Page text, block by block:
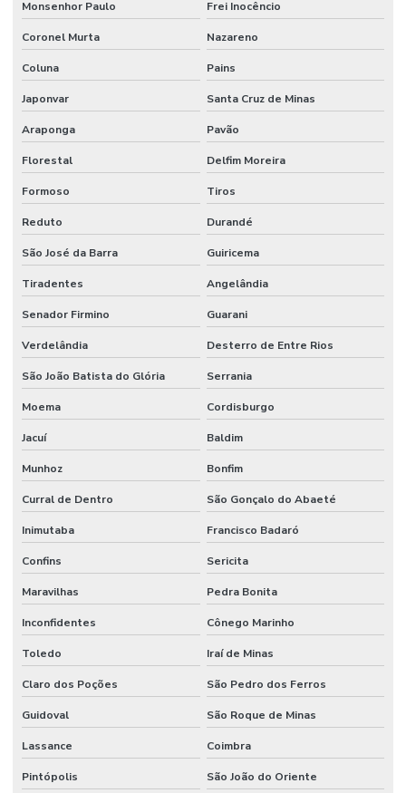
Monsenhor Paulo Frei Inocêncio
Coronel Murta Nazareno
Coluna Pains
Japonvar Santa Cruz de Minas
Araponga Pavão
Florestal Delfim Moreira
Formoso Tiros
Reduto Durandé
São José da Barra Guiricema
Tiradentes Angelândia
Senador Firmino Guarani
Verdelândia Desterro de Entre Rios
São João Batista do Glória Serrania
Moema Cordisburgo
Jacuí Baldim
Munhoz Bonfim
Curral de Dentro São Gonçalo do Abaeté
Inimutaba Francisco Badaró
Confins Sericita
Maravilhas Pedra Bonita
Inconfidentes Cônego Marinho
Toledo Iraí de Minas
Claro dos Poções São Pedro dos Ferros
Guidoval São Roque de Minas
Lassance Coimbra
Pintópolis São João do Oriente